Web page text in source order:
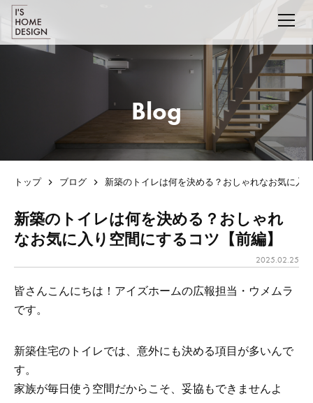
Blog
トップ ブログ 新築のトイレは何を決める？おしゃれなお気に入
新築のトイレは何を決める？おしゃれ
なお気に入り空間にするコツ【前編】
2025.02.25
皆さんこんにちは！アイズホームの広報担当・ウメムラ
です。
新築住宅のトイレでは、意外にも決める項目が多いんで
す。
家族が毎日使う空間だからこそ、妥協もできませんよ